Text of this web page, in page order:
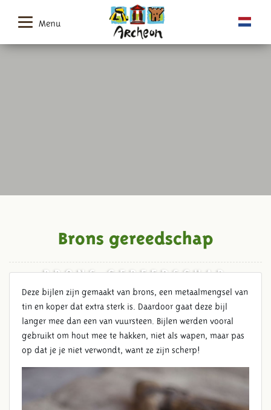
Menu
BRONS GEREEDSCHAP
Brons gereedschap
Deze bijlen zijn gemaakt van brons, een metaalmengsel van
tin en koper dat extra sterk is. Daardoor gaat deze bijl
langer mee dan een van vuursteen. Bijlen werden vooral
gebruikt om hout mee te hakken, niet als wapen, maar pas
op dat je je niet verwondt, want ze zijn scherp!